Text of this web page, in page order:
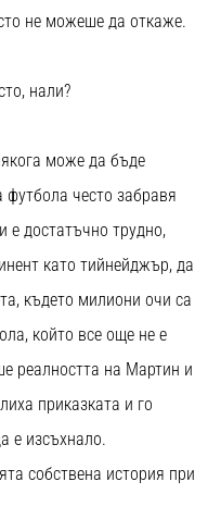
не можеше да откаже.
нали?
може да бъде
футбола често забравя
е достатъчно трудно,
като тийнейджър, да
където милиони очи са
който все още не е
реалността на Мартин и
приказката и го
е изсъхнало.
собствена история при